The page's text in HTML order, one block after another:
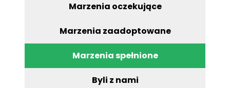
Marzenia oczekujące
Marzenia zaadoptowane
Marzenia spełnione
Byli z nami